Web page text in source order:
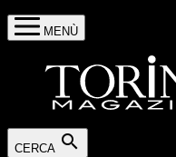
MENÙ
CERCA search